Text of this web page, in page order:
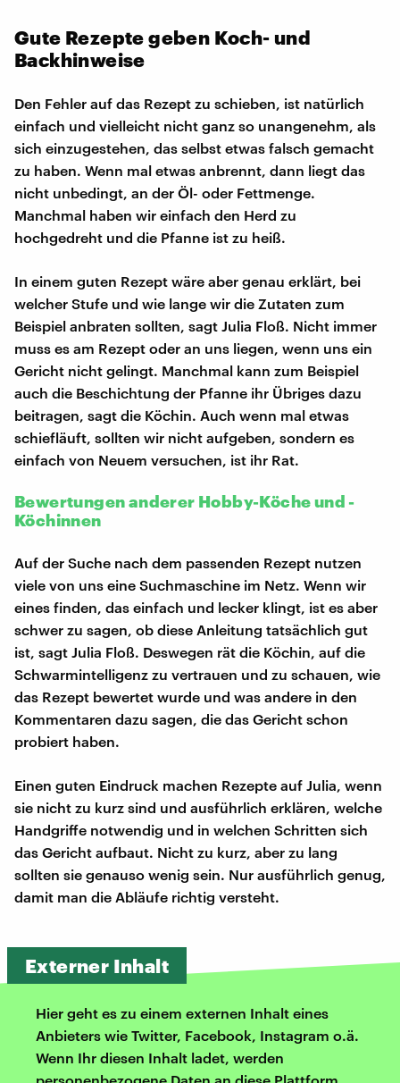
Gute Rezepte geben Koch- und
Backhinweise
Den Fehler auf das Rezept zu schieben, ist natürlich
einfach und vielleicht nicht ganz so unangenehm, als
sich einzugestehen, das selbst etwas falsch gemacht
zu haben. Wenn mal etwas anbrennt, dann liegt das
nicht unbedingt, an der Öl- oder Fettmenge.
Manchmal haben wir einfach den Herd zu
hochgedreht und die Pfanne ist zu heiß.
In einem guten Rezept wäre aber genau erklärt, bei
welcher Stufe und wie lange wir die Zutaten zum
Beispiel anbraten sollten, sagt Julia Floß. Nicht immer
muss es am Rezept oder an uns liegen, wenn uns ein
Gericht nicht gelingt. Manchmal kann zum Beispiel
auch die Beschichtung der Pfanne ihr Übriges dazu
beitragen, sagt die Köchin. Auch wenn mal etwas
schiefläuft, sollten wir nicht aufgeben, sondern es
einfach von Neuem versuchen, ist ihr Rat.
Bewertungen anderer Hobby-Köche und -
Köchinnen
Auf der Suche nach dem passenden Rezept nutzen
viele von uns eine Suchmaschine im Netz. Wenn wir
eines finden, das einfach und lecker klingt, ist es aber
schwer zu sagen, ob diese Anleitung tatsächlich gut
ist, sagt Julia Floß. Deswegen rät die Köchin, auf die
Schwarmintelligenz zu vertrauen und zu schauen, wie
das Rezept bewertet wurde und was andere in den
Kommentaren dazu sagen, die das Gericht schon
probiert haben.
Einen guten Eindruck machen Rezepte auf Julia, wenn
sie nicht zu kurz sind und ausführlich erklären, welche
Handgriffe notwendig und in welchen Schritten sich
das Gericht aufbaut. Nicht zu kurz, aber zu lang
sollten sie genauso wenig sein. Nur ausführlich genug,
damit man die Abläufe richtig versteht.
Externer Inhalt
Hier geht es zu einem externen Inhalt eines
Anbieters wie Twitter, Facebook, Instagram o.ä.
Wenn Ihr diesen Inhalt ladet, werden